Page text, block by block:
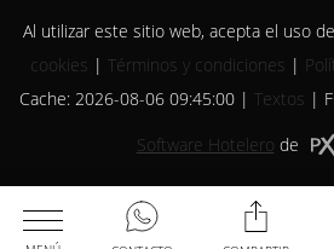
Al utilizar este sitio web, acepta el uso
cookies | Términos y condiciones |
Cache: 2026-08-06 09:45:00 | Textos |
Software Hotelero de